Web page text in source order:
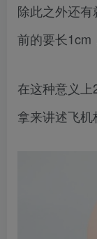
除此之外还
前的要长1cm
在这种意义
拿来讲述飞机